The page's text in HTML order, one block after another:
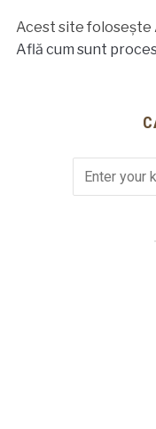
Acest site folosește
Află cum sunt